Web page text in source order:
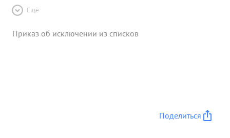
Ещё
Приказ об исключении из списков
Поделиться